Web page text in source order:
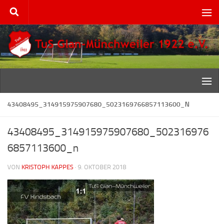
Zum Inhalt springen
43408495_314915975907680_5023169766857113600_N
43408495_314915975907680_502316976
6857113600_n
VON KRISTOPH KAPPES · 9. OKTOBER 2018